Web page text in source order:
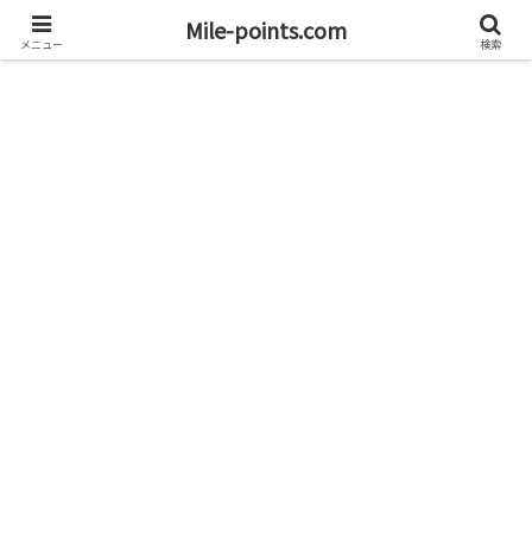
資産1億円を目指すブログと旅
メニュー Mile-points.com 検索